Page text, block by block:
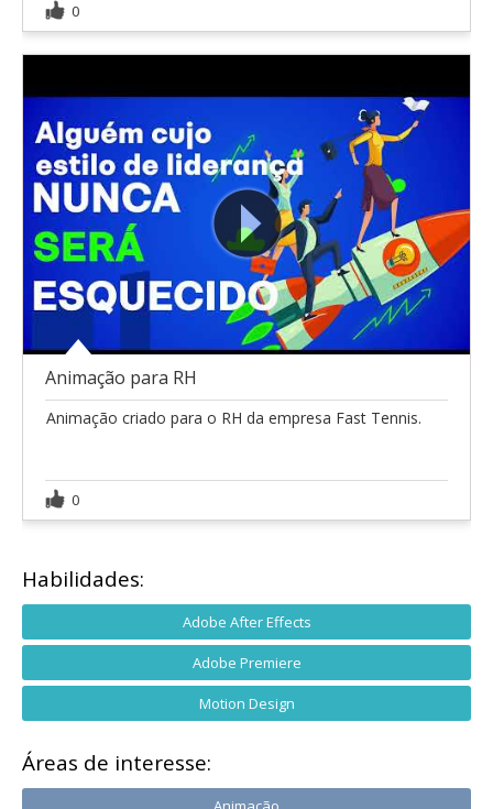
0
Animação para RH
Animação criado para o RH da empresa Fast Tennis.
0
Habilidades:
Adobe After Effects
Adobe Premiere
Motion Design
Áreas de interesse: